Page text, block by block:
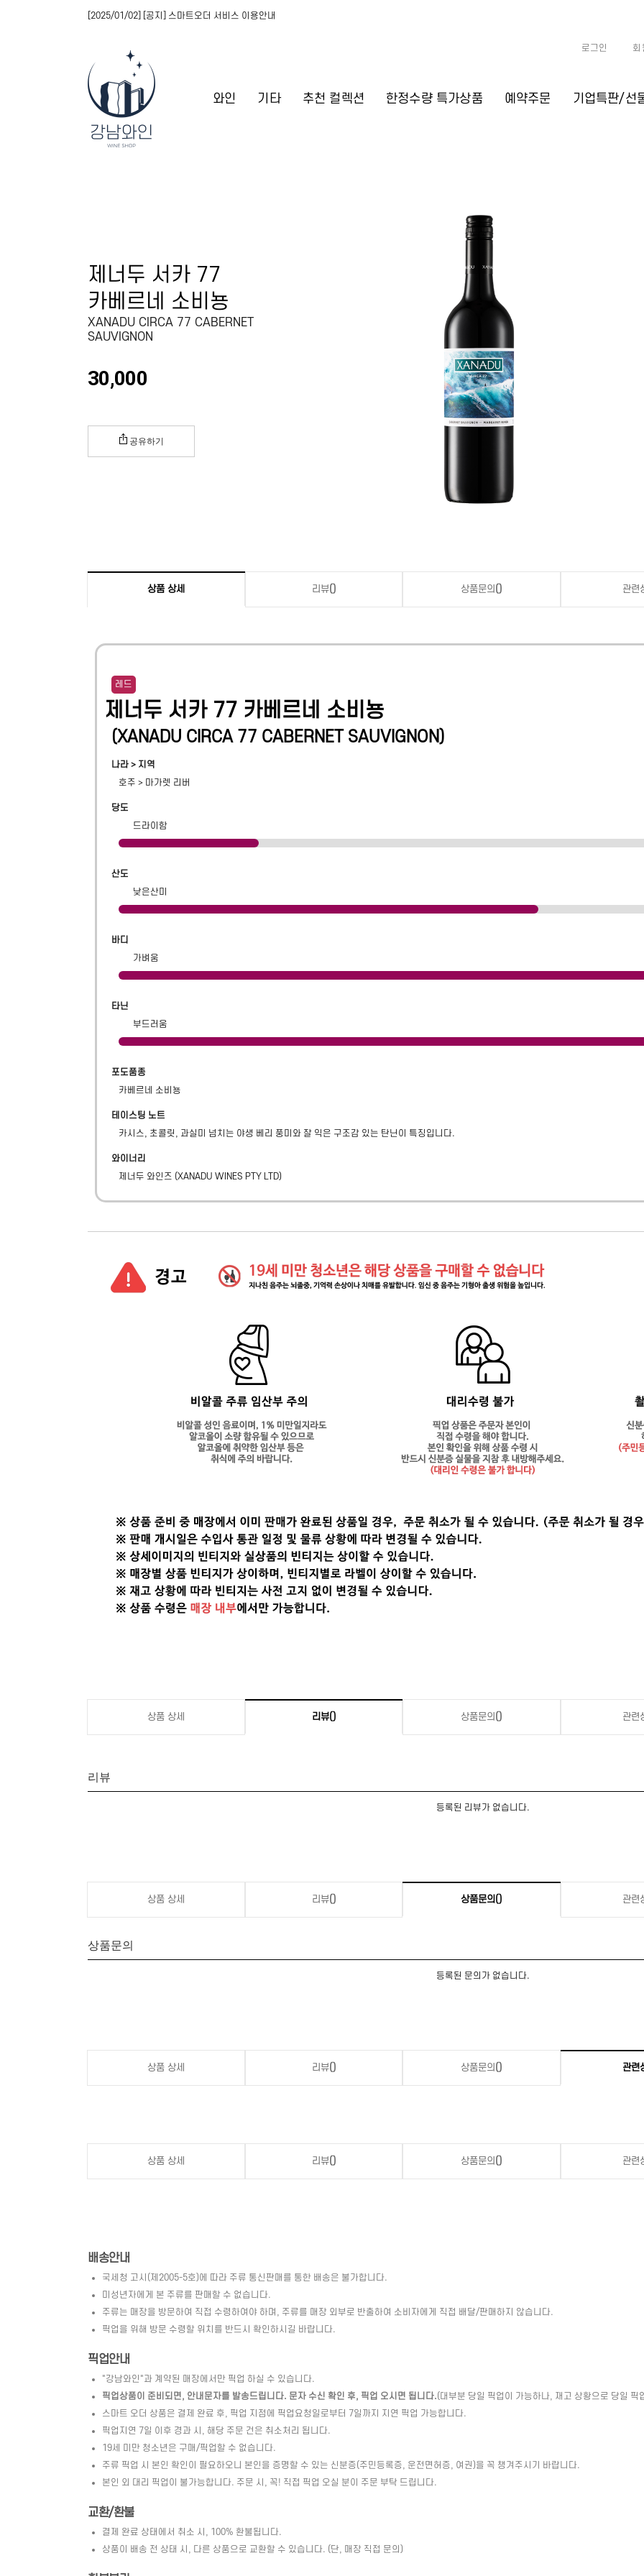
와인 기타 추천 컬렉션 한정수량 특가상품 예약주문 기업특판/선
[2025/01/02] [공지] 스마트오더 서비스 이용안내
로그인 회
제너두 서카 77
카베르네 소비뇽
XANADU CIRCA 77 CABERNET
SAUVIGNON
30,000
공유하기
상품 상세 리뷰() 상품문의 () 관련
레드
제너두 서카 77 카베르네 소비뇽
(XANADU CIRCA 77 CABERNET SAUVIGNON)
나라 > 지역
호주 > 마가렛 리버
당도
드라이함
산도
낮은산미
바디
가벼움
타닌
부드러움
포도품종
카베르네 소비뇽
테이스팅 노트
카시스, 초콜릿, 과실미 넘치는 야생 베리 풍미와 잘 익은 구조감 있는 탄닌이 특징입니다.
와이너리
제너두 와인즈 (XANADU WINES PTY LTD)
상품 상세 리뷰() 상품문의 () 관련
리뷰
등록된 리뷰가 없습니다.
상품 상세 리뷰() 상품문의 () 관련
상품문의
등록된 문의가 없습니다.
상품 상세 리뷰() 상품문의 () 관련
상품 상세 리뷰() 상품문의 () 관련
배송안내
국세청 고시(제2005-5호)에 따라 주류 통신판매를 통한 배송은 불가합니다.
미성년자에게 본 주류를 판매할 수 없습니다.
주류는 매장을 방문하여 직접 수령하여야 하며, 주류를 매장 외부로 반출하여 소비자에게 직접 배달/판매하지 않습니다.
픽업을 위해 방문 수령할 위치를 반드시 확인하시길 바랍니다.
픽업안내
"강남와인"과 계약된 매장에서만 픽업 하실 수 있습니다.
픽업상품이 준비되면, 안내문자를 발송드립니다. 문자 수신 확인 후, 픽업 오시면 됩니다.(대부분 당일 픽업이 가능하나, 재고 상황으로 당일
스마트 오더 상품은 결제 완료 후, 픽업 지점에 픽업요청일로부터 7일까지 지연 픽업 가능합니다.
픽업지연 7일 이후 경과 시, 해당 주문 건은 취소처리 됩니다.
19세 미만 청소년은 구매/픽업할 수 없습니다.
주류 픽업 시 본인 확인이 필요하오니 본인을 증명할 수 있는 신분증(주민등록증, 운전면허증, 여권)을 꼭 챙겨주시기 바랍니다.
본인 외 대리 픽업이 불가능합니다. 주문 시, 꼭! 직접 픽업 오실 분이 주문 부탁 드립니다.
교환/환불
결제 완료 상태에서 취소 시, 100% 환불됩니다.
상품이 배송 전 상태 시, 다른 상품으로 교환할 수 있습니다. (단, 매장 직접 문의)